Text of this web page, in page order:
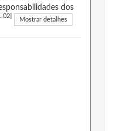
dos
Mostrar detalhes